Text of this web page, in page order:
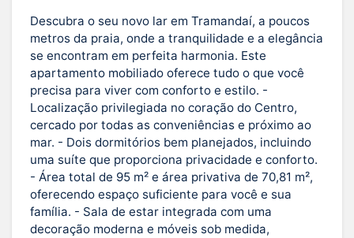
Descubra o seu novo lar em Tramandaí, a poucos
metros da praia, onde a tranquilidade e a elegância
se encontram em perfeita harmonia. Este
apartamento mobiliado oferece tudo o que você
precisa para viver com conforto e estilo. -
Localização privilegiada no coração do Centro,
cercado por todas as conveniências e próximo ao
mar. - Dois dormitórios bem planejados, incluindo
uma suíte que proporciona privacidade e conforto.
- Área total de 95 m² e área privativa de 70,81 m²,
oferecendo espaço suficiente para você e sua
família. - Sala de estar integrada com uma
decoração moderna e móveis sob medida,